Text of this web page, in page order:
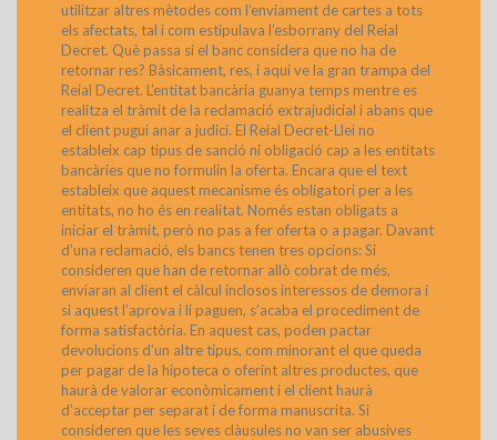
utilitzar altres mètodes com l’enviament de cartes a tots
els afectats, tal i com estipulava l’esborrany del Reial
Decret. Què passa si el banc considera que no ha de
retornar res? Bàsicament, res, i aquí ve la gran trampa del
Reial Decret. L’entitat bancària guanya temps mentre es
realitza el tràmit de la reclamació extrajudicial i abans que
el client pugui anar a judici. El Reial Decret-Llei no
estableix cap tipus de sanció ni obligació cap a les entitats
bancàries que no formulin la oferta. Encara que el text
estableix que aquest mecanisme és obligatori per a les
entitats, no ho és en realitat. Només estan obligats a
iniciar el tràmit, però no pas a fer oferta o a pagar. Davant
d’una reclamació, els bancs tenen tres opcions: Si
consideren que han de retornar allò cobrat de més,
enviaran al client el càlcul inclosos interessos de demora i
si aquest l’aprova i li paguen, s’acaba el procediment de
forma satisfactòria. En aquest cas, poden pactar
devolucions d’un altre tipus, com minorant el que queda
per pagar de la hipoteca o oferint altres productes, que
haurà de valorar econòmicament i el client haurà
d’acceptar per separat i de forma manuscrita. Si
consideren que les seves clàusules no van ser abusives